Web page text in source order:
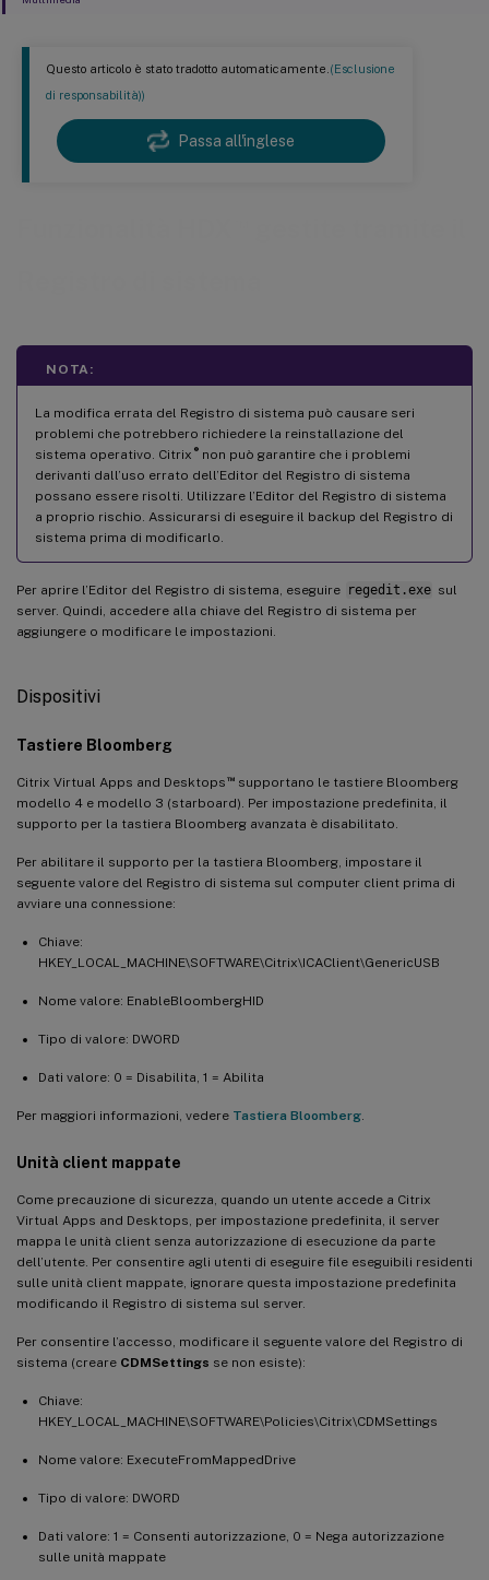
Questo articolo è stato tradotto automaticamente.(Esclusione
di responsabilità))
Passa all'inglese
NOTA:
La modifica errata del Registro di sistema può causare seri
problemi che potrebbero richiedere la reinstallazione del
sistema operativo. Citrix ®non può garantire che i problemi
derivanti dall’uso errato dell’Editor del Registro di sistema
possano essere risolti. Utilizzare l’Editor del Registro di sistema
a proprio rischio. Assicurarsi di eseguire il backup del Registro di
sistema prima di modificarlo.
Per aprire l’Editor del Registro di sistema, eseguire regedit.exe sul
server. Quindi, accedere alla chiave del Registro di sistema per
aggiungere o modificare le impostazioni.
Dispositivi
Tastiere Bloomberg
Citrix Virtual Apps and Desktops ™supportano le tastiere Bloomberg
modello 4 e modello 3 (starboard). Per impostazione predefinita, il
supporto per la tastiera Bloomberg avanzata è disabilitato.
Per abilitare il supporto per la tastiera Bloomberg, impostare il
seguente valore del Registro di sistema sul computer client prima di
avviare una connessione:
Chiave:
HKEY_LOCAL_MACHINE\SOFTWARE\Citrix\ICAClient\GenericUSB
Nome valore: EnableBloombergHID
Tipo di valore: DWORD
Dati valore: 0 = Disabilita, 1 = Abilita
Per maggiori informazioni, vedere Tastiera Bloomberg
Unità client mappate
Come precauzione di sicurezza, quando un utente accede a Citrix
Virtual Apps and Desktops, per impostazione predefinita, il server
mappa le unità client senza autorizzazione di esecuzione da parte
dell’utente. Per consentire agli utenti di eseguire file eseguibili residenti
sulle unità client mappate, ignorare questa impostazione predefinita
modificando il Registro di sistema sul server.
Per consentire l’accesso, modificare il seguente valore del Registro di
sistema (creare CDMSettings se non esiste):
Chiave:
HKEY_LOCAL_MACHINE\SOFTWARE\Policies\Citrix\CDMSettings
Nome valore: ExecuteFromMappedDrive
Tipo di valore: DWORD
Dati valore: 1 = Consenti autorizzazione, 0 = Nega autorizzazione
sulle unità mappate